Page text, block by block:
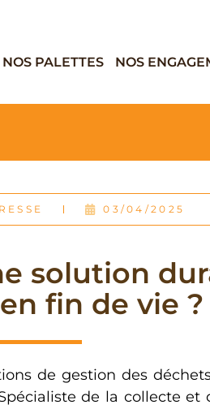
NOS PALETTES NOS
03/04/2025
solution
fin de vie ?
de gestion des
de la collecte